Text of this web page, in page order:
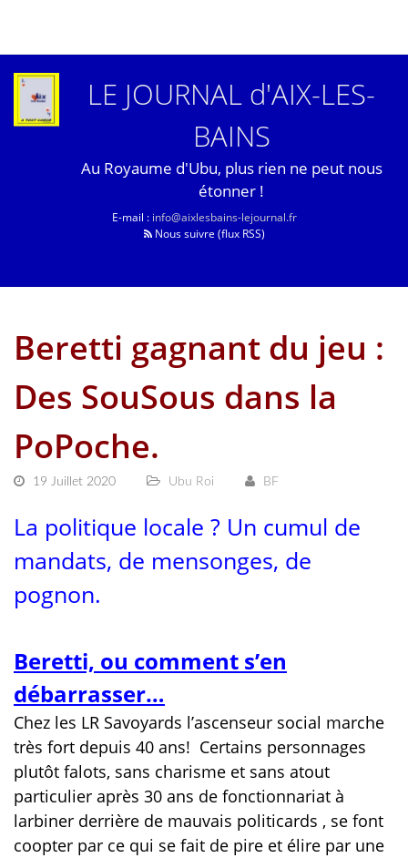
LE JOURNAL d'AIX-LES-
BAINS
Au Royaume d'Ubu, plus rien ne peut nous
étonner !
E-mail : info@aixlesbains-lejournal.fr
Nous suivre (flux RSS)
Beretti gagnant du jeu :
Des SouSous dans la
PoPoche.
19 Juillet 2020 Ubu Roi BF
La politique locale ? Un cumul de
mandats, de mensonges, de
pognon.
Beretti, ou comment s’en
débarrasser…
Chez les LR Savoyards l’ascenseur social marche
très fort depuis 40 ans! Certains personnages
plutôt falots, sans charisme et sans atout
particulier après 30 ans de fonctionnariat à
larbiner derrière de mauvais politicards , se font
coopter par ce qui se fait de pire et élire par une